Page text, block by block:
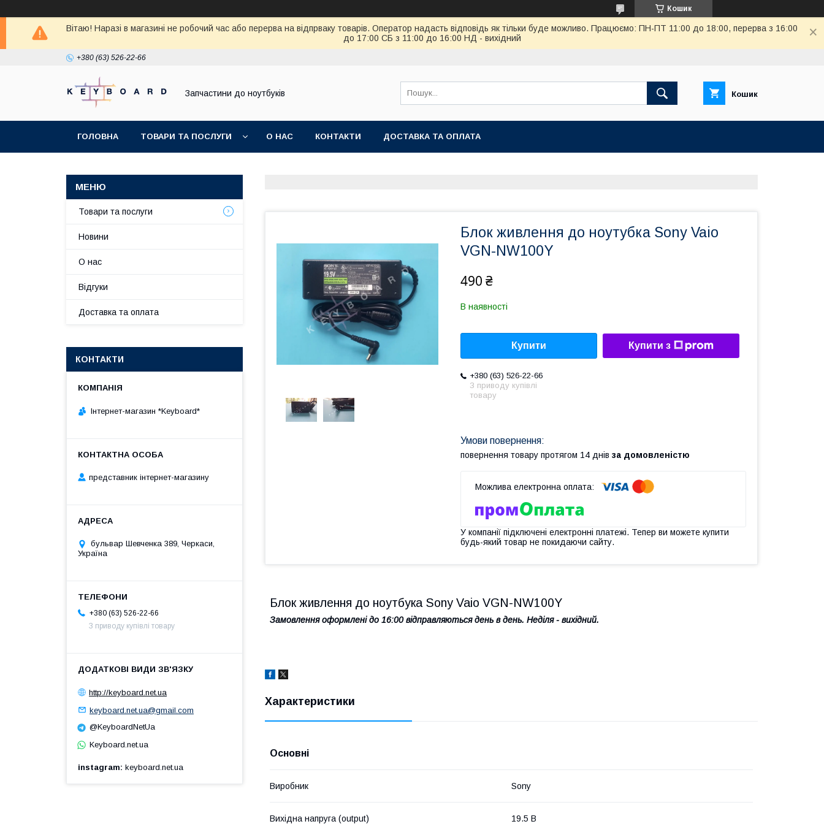
Кошик
Вітаю! Наразі в магазині не робочий час або перерва на відпрваку товарів. Оператор надасть відповідь як тільки буде можливо. Працюємо: ПН-ПТ 11:00 до 18:00, перерва з 16:00
до 17:00 СБ з 11:00 до 16:00 НД - вихідний
+380 (63) 526-22-66
Запчастини до ноутбуків Кошик
ГОЛОВНА ТОВАРИ ТА ПОСЛУГИ О НАС КОНТАКТИ ДОСТАВКА ТА ОПЛАТА
Блок живлення до ноутубка Sony Vaio
VGN-NW100Y
490 ₴
В наявності
Купити Купити з
+380 (63) 526-22-66
З приводу купівлі
товару
повернення товару протягом 14 днів за домовленістю
У компанії підключені електронні платежі. Тепер ви можете купити
будь-який товар не покидаючи сайту.
Блок живлення до ноутбука Sony Vaio VGN-NW100Y
Замовлення оформлені до 16:00 відправляються день в день. Неділя - вихідний.
Характеристики
Основні
Виробник Sony
Вихідна напруга (output) 19.5 В
Товари та послуги
Новини
О нас
Відгуки
Доставка та оплата
КОНТАКТИ
Інтернет-магазин *Keyboard*
представник інтернет-магазину
бульвар Шевченка 389, Черкаси,
Україна
+380 (63) 526-22-66
З приводу купівлі товару
http://keyboard.net.ua
keyboard.net.ua@gmail.com
@KeyboardNetUa
Keyboard.net.ua
instagram keyboard.net.ua